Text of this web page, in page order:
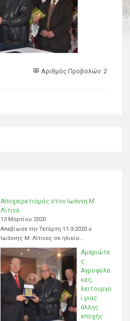
Αριθμός Προβολών: 2
Αποχαιρετισμός στον Ιωάννη Μ.
Λίτινα
13 Μαρτίου 2020
Απεβίωσε την Τετάρτη 11-3-2020 ο
Ιωάννης Μ. Λίτινας σε ηλικία…
Αμαριώτε
ς
Αγροφύλα
κες,
λειτουργο
ί μιας
άλλης
εποχής